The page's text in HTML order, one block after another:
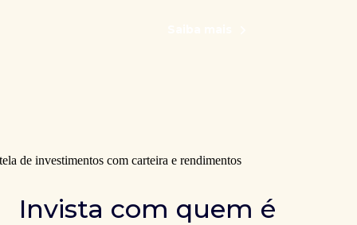
Invista com quem é